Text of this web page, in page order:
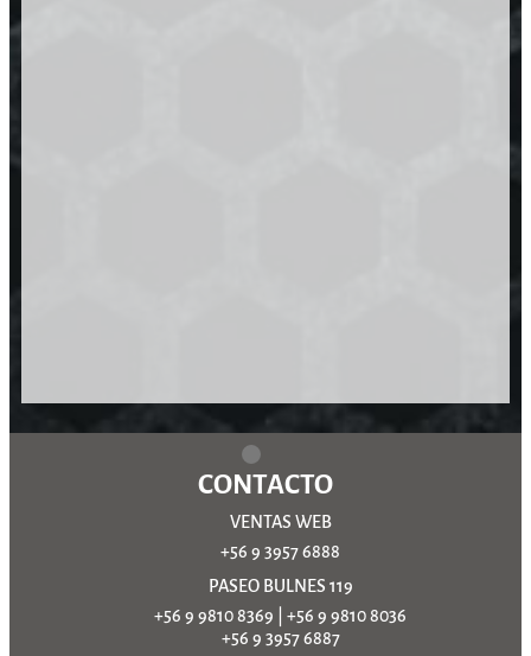
CONTACTO
VENTAS WEB
+56 9 3957 6888
PASEO BULNES 119
+56 9 9810 8369
+56 9 9810 8036
+56 9 3957 6887